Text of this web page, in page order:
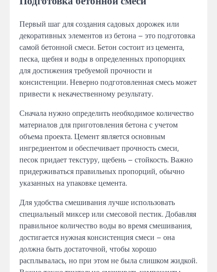
Первый шаг для создания садовых дорожек или
декоративных элементов из бетона – это подготовка
самой бетонной смеси. Бетон состоит из цемента,
песка, щебня и воды в определенных пропорциях
для достижения требуемой прочности и
консистенции. Неверно подготовленная смесь может
привести к некачественному результату.
Сначала нужно определить необходимое количество
материалов для приготовления бетона с учетом
объема проекта. Цемент является основным
ингредиентом и обеспечивает прочность смеси,
песок придает текстуру, щебень – стойкость. Важно
придерживаться правильных пропорций, обычно
указанных на упаковке цемента.
Для удобства смешивания лучше использовать
специальный миксер или смесовой пестик. Добавляя
правильное количество воды во время смешивания,
достигается нужная консистенция смеси – она
должна быть достаточной, чтобы хорошо
расплывалась, но при этом не была слишком жидкой.